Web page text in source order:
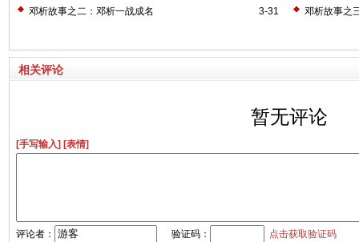
3-31
邓析故事之二：邓析一战成名 邓析故事之
相关评论
暂无评论
[手写输入] [表情]
评论者： 验证码： 点击获取验证码